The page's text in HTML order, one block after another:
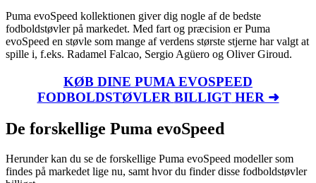
Puma evoSpeed kollektionen giver dig nogle af de bedste
fodboldstøvler på markedet. Med fart og præcision er Puma
evoSpeed en støvle som mange af verdens største stjerne har valgt at
spille i, f.eks. Radamel Falcao, Sergio Agüero og Oliver Giroud.
KØB DINE PUMA EVOSPEED
FODBOLDSTØVLER BILLIGTHER ➜
De forskellige Puma evoSpeed
Herunder kan du se de forskellige Puma evoSpeed modeller som
findes på markedet lige nu, samt hvor du finder disse fodboldstøvler